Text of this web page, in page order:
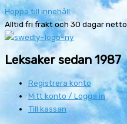
Hoppa till innehåll
Alltid fri frakt och 30 dagar netto
Leksaker sedan 1987
Registrera konto
Mitt konto / Logga in
Till kassan